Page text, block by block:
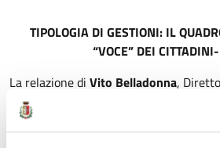
TIPOLOGIA DI GESTIONI: IL
“VOCE” DEI
La relazione di Vito Belladonna,
delineato il necessario contesto
dati chiave e analizzando le sfide che